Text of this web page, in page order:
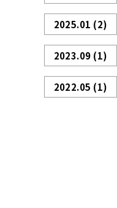
2025.01 (2)
2023.09 (1)
2022.05 (1)